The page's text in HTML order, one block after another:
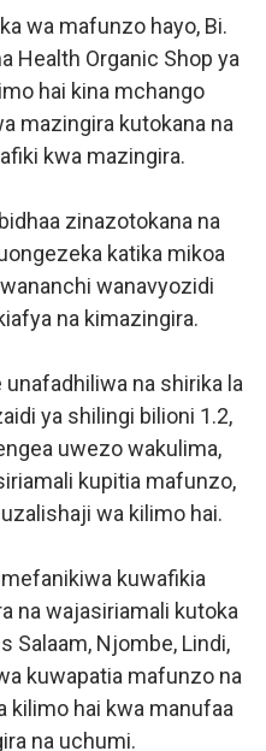
wa mafunzo hayo, Bi.
Health Organic Shop ya
hai kina mchango
mazingira kutokana na
kwa mazingira.
zinazotokana na
katika mikoa
wanavyozidi
na kimazingira.
na shirika la
ya shilingi bilioni 1.2,
uwezo wakulima,
kupitia mafunzo,
wa kilimo hai.
kuwafikia
na wajasiriamali kutoka
Salaam, Njombe, Lindi,
kuwapatia mafunzo na
kilimo hai kwa manufaa
na uchumi.